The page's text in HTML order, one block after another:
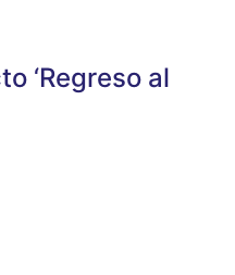
‘Regreso al